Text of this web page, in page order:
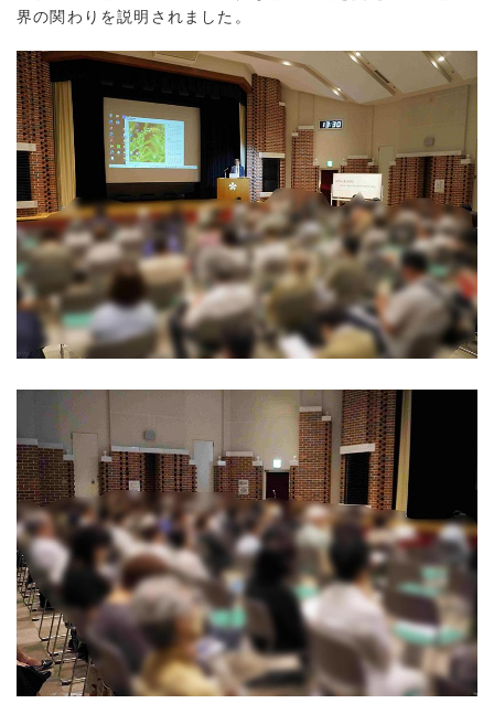
界の関わりを説明されました。